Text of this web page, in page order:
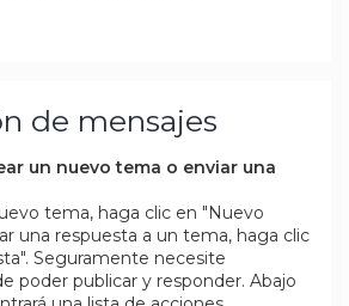
de mensajes
un nuevo tema o enviar una
tema, haga clic en "Nuevo
una respuesta a un tema, haga clic
Seguramente necesite
poder publicar y responder. Abajo